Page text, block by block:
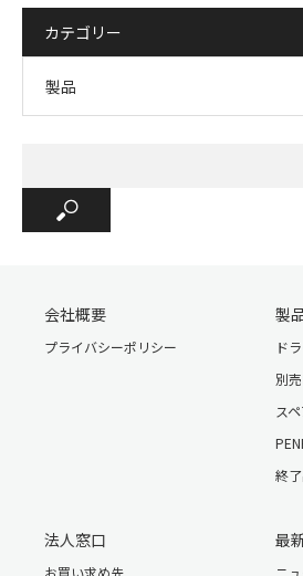
取り付け位置の確認
１．本体と付属されている専用ブラ
でしっかりと固定させ、本体とブラ
い。取付の際バックミラーがブラケ
かり固定されているか確認し、付属
３．エンジン起動後にバックミラー
カテゴリー
製品
会社概要
プライバシーポリシー
製
ド
別
ス
終
法人窓口
お買い求め先
最
ニ